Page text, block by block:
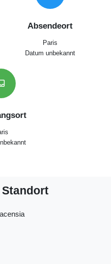
Absendeort
Paris
Datum unbekannt